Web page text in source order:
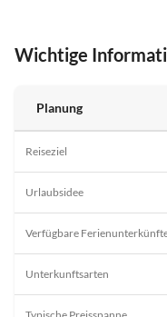
Wichtige
Planung
Reiseziel
Urlaubsidee
Verfügbare
Unterkunftsarten